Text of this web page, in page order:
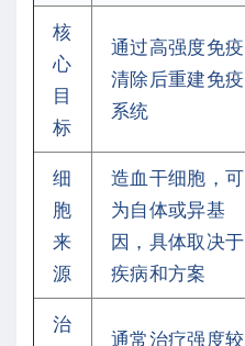
核
心
目
标
通过高强度免疫
清除后重建免疫
系统
细
胞
来
源
造血干细胞，可
为自体或异基
因，具体取决于
疾病和方案
治
通常治疗强度较